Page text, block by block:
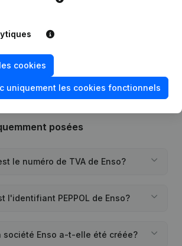
Rubrique Constitution (Nouvelle
Succursale, etc...)
posées
le numéro de TVA de Enso?
l'identifiant PEPPOL de Enso?
société Enso a-t-elle été créée?
cookies
uniquement les cookies fonctionnels